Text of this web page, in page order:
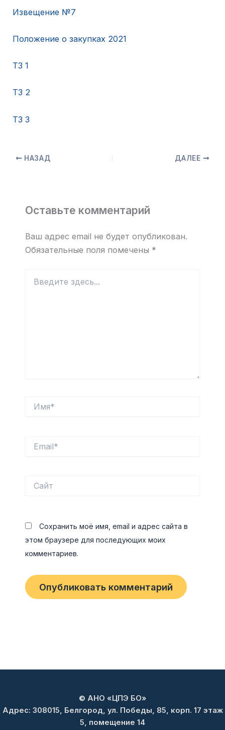
Извещение №7
Положение о закупках 2021
ТЗ 1
ТЗ 2
ТЗ 3
НАЗАД ДАЛЕЕ
Оставьте комментарий
Ваш адрес email не будет опубликован.
Обязательные поля помечены *
здесь...
Сохранить моё имя, email и адрес сайта в
этом браузере для последующих моих
комментариев.
© АНО «ЦПЭ БО»
Адрес: 308015, Белгород, ул. Победы, 85, корп. 17 этаж
5, помещение 14